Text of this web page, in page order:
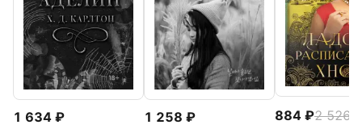
1 634
1 258
884 2 526